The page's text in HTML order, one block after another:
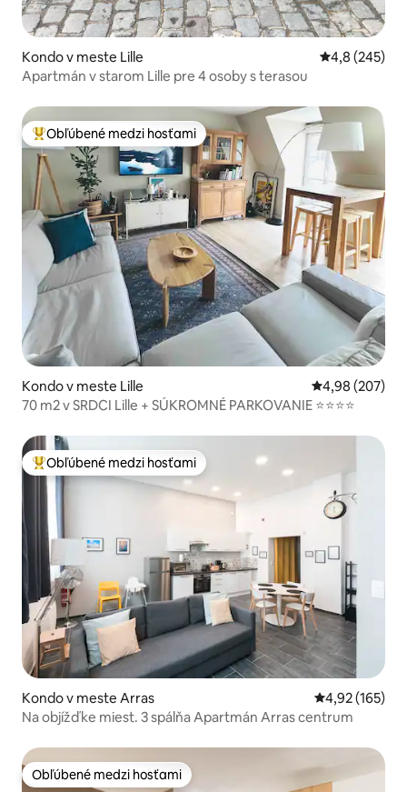
Kondo v meste Lille Priemerné
4,8 (245)
Apartmán v starom Lille pre 4 osoby s terasou
Najobľúbenejšie medzi hosťami
Obľúbené medzi hosťami
Kondo v meste Lille Priemerné
4,98 (207)
70 m2 v SRDCI Lille + SÚKROMNÉ PARKOVANIE ⭐️⭐️⭐️⭐️
Najobľúbenejšie medzi hosťami
Obľúbené medzi hosťami
Kondo v meste Arras Priemerné
4,92 (165)
Na objížďke miest. 3 spálňa Apartmán Arras centrum
Obľúbené medzi hosťami
Obľúbené medzi hosťami